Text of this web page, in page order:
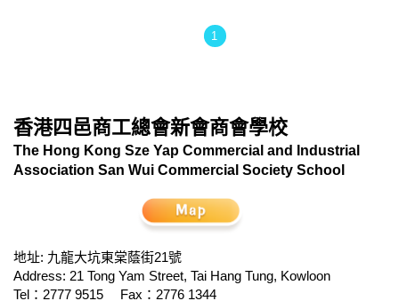
1
香港四邑商工總會新會商會學校
The Hong Kong Sze Yap Commercial and Industrial
Association San Wui Commercial Society School
地址: 九龍大坑東棠蔭街21號
Address: 21 Tong Yam Street, Tai Hang Tung, Kowloon
Tel：2777 9515
Fax：2776 1344